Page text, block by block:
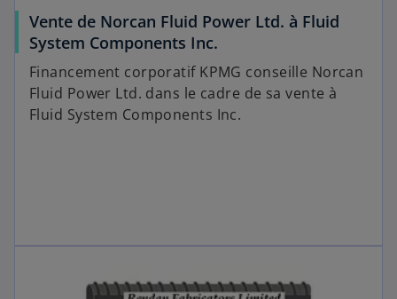
Vente de Norcan Fluid Power Ltd. à Fluid
System Components Inc.
Financement corporatif KPMG conseille Norcan
Fluid Power Ltd. dans le cadre de sa vente à
Fluid System Components Inc.